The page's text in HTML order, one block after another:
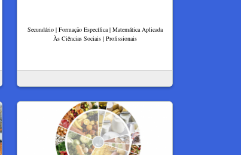
Secundário | Formação Específica | Matemática Aplicada
Às Ciências Sociais | Profissionais